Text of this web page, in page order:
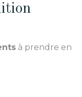
à prendre en